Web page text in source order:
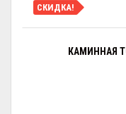
СКИДКА!
КАМИННАЯ